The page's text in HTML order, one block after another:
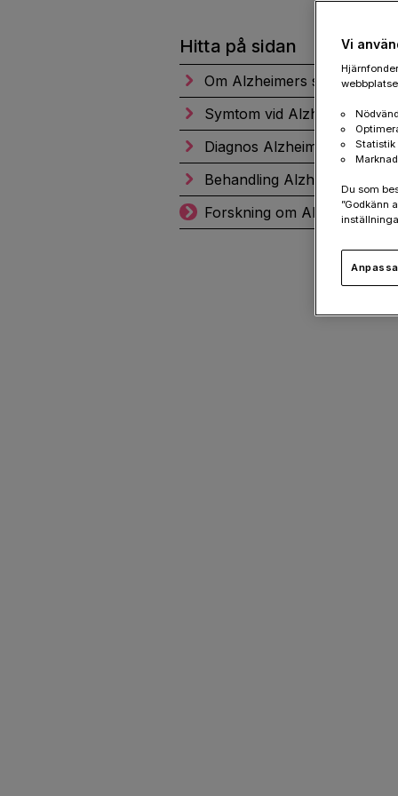
Hitta på sidan
Om Alzheimers sjukdom
Symtom vid Alzheimers
Diagnos Alzheimers sjukdom
Behandling Alzheimers
Forskning om Alzheimers
Vi
Statistik
Du som
”Godkänn